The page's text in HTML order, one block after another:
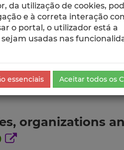
ESCOLAS UNIDADES
organizations
da utilização de cookies,
e à correta interação
o portal, o utilizador está a
usadas nas
essenciais Aceitar todos os